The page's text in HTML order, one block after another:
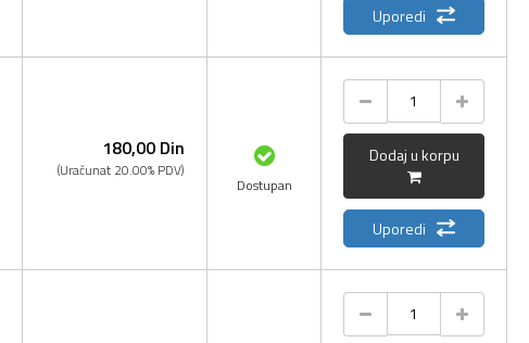
Uporedi
180,00 Din
(Uračunat 20.00% PDV)
Dostupan
Dodaj u korpu
Uporedi